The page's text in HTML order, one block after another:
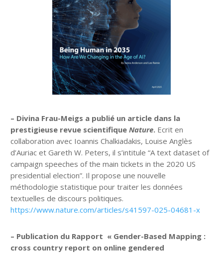
– Divina Frau-Meigs a publié un article dans la
prestigieuse revue scientifiqueNature. Ecrit en
collaboration avec Ioannis Chalkiadakis, Louise Anglès
d’Auriac et Gareth W. Peters, il s’intitule “A text dataset of
campaign speeches of the main tickets in the 2020 US
presidential election”. Il propose une nouvelle
méthodologie statistique pour traiter les données
textuelles de discours politiques.
https://www.nature.com/articles/s41597-025-04681-x
– Publication du Rapport « Gender-Based Mapping :
cross country report on online gendered